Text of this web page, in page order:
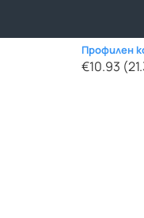
Профилен
€10.93